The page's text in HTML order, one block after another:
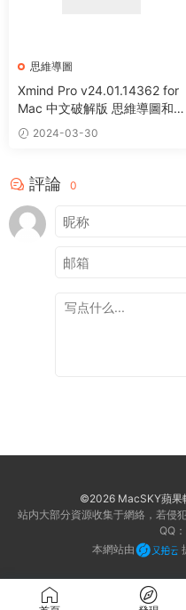
思維導圖
Xmind Pro v24.01.14362 for
Mac 中文破解版 思維導圖和
頭腦風暴軟件
2024-03-30
評論 0
©2026 MacSKY蘋果
站内大部分資源收集于網絡，若侵
QQ
本網站由